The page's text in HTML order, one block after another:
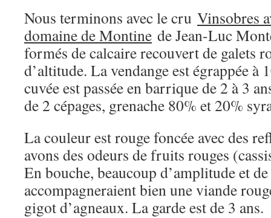
Nous terminons avec le cru Vinsobres
domaine de Montine de Jean-Luc
formés de calcaire recouvert de galets
d’altitude. La vendange est égrappée à
cuvée est passée en barrique de 2 à 3
de 2 cépages, grenache 80% et 20%
La couleur est rouge foncée avec des
avons des odeurs de fruits rouges
En bouche, beaucoup d’amplitude et
accompagneraient bien une viande
gigot d’agneaux. La garde est de 3 ans.